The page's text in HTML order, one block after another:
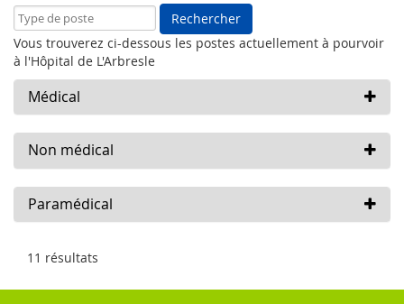
Rechercher
Vous trouverez ci-dessous les postes actuellement à pourvoir
à l'Hôpital de L'Arbresle
Médical
Non médical
Paramédical
11 résultats